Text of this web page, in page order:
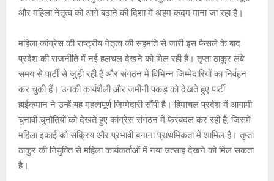
p
o
e
k
और महिला नेतृत्व को आगे बढ़ाने की दिशा में अहम कदम माना जा रहा है।
महिला कांग्रेस की राष्ट्रीय नेतृत्व की सहमति से जारी इस फैसले के बाद
प्रदेश की राजनीति में नई हलचल देखने को मिल रही है। तृप्ता ठाकुर लंबे
समय से पार्टी से जुड़ी रही हैं और संगठन में विभिन्न जिम्मेदारियों का निर्वहन
कर चुकी हैं। उनकी कार्यशैली और जमीनी पकड़ को देखते हुए पार्टी
हाईकमान ने उन्हें यह महत्वपूर्ण जिम्मेदारी सौंपी है। हिमाचल प्रदेश में आगामी
चुनावी चुनौतियों को देखते हुए कांग्रेस संगठन में फेरबदल कर रही है, जिसमें
महिला इकाई को सक्रिय और प्रभावी बनाना प्राथमिकता में शामिल है। तृप्ता
ठाकुर की नियुक्ति से महिला कार्यकर्ताओं में नया उत्साह देखने को मिल सकता
है।